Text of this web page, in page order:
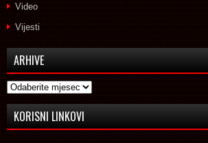
Video
Vijesti
ARHIVE
Arhive
KORISNI LINKOVI